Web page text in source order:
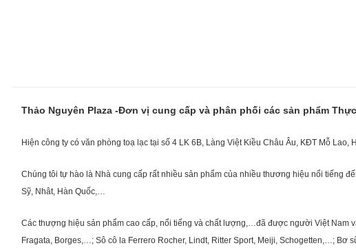
Thảo Nguyên Plaza -Đơn vị cung cấp và phân phối các sản phẩm
Hiện công ty có văn phòng toạ lạc tại số 4 LK 6B, Làng Việt Kiều Châu Âu, KĐT Mỗ Lao,
Chúng tôi tự hào là Nhà cung cấp rất nhiều sản phẩm của nhiều thương hiệu nổi tiếng
Sỹ, Nhât, Hàn Quốc,…
Các thượng hiệu sản phẩm cao cấp, nổi tiếng và chất lượng,…đã được người Việt Nam
Fragata, Borges,…; Sô cô la Ferrero Rocher, Lindt, Ritter Sport, Meiji, Schogetten,…; Bơ